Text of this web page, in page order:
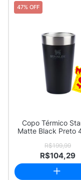
47% OFF
Copo Térmico
Matte Black Preto
R$199,99
R$104,29